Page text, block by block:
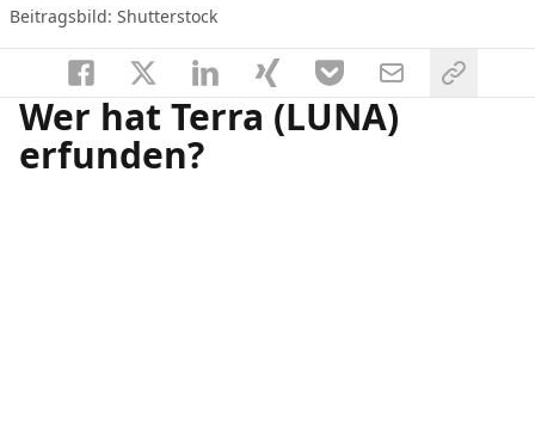
Beitragsbild: Shutterstock
Wer hat Terra (LUNA)
erfunden?